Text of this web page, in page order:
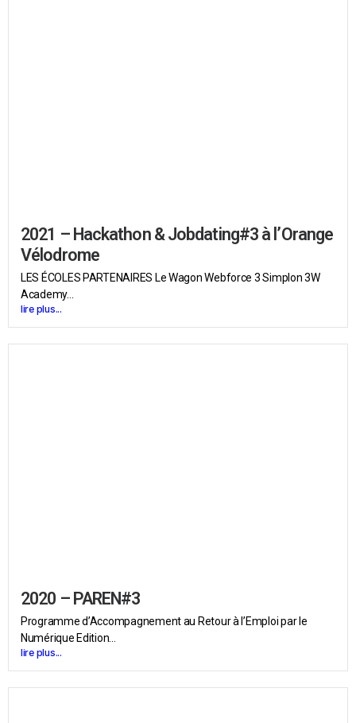
2021 – Hackathon & Jobdating#3 à l’Orange
Vélodrome
LES ÉCOLES PARTENAIRES Le Wagon Webforce 3 Simplon 3W
Academy...
lire plus...
2020 – PAREN#3
Programme d’Accompagnement au Retour à l’Emploi par le
Numérique Edition...
lire plus...